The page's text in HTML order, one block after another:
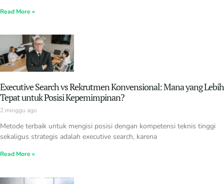
Read More »
Executive Search vs Rekrutmen Konvensional: Mana yang Lebih
Tepat untuk Posisi Kepemimpinan?
2 minggu ago
Metode terbaik untuk mengisi posisi dengan kompetensi teknis tinggi
sekaligus strategis adalah executive search, karena
Read More »